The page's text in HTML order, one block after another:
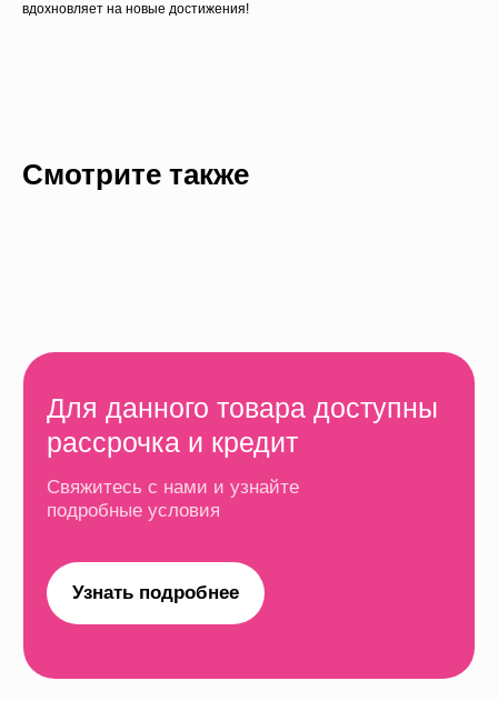
вдохновляет на новые достижения!
Смотрите также
Срок
Первый взнос
Платеж
24 месяцев
от 4582 ₽
Рассрочка на 24 месяца
Срок
Первый взнос
Платеж
0 ₽
от 9165 ₽
Рассрочка на 12 месяцев
Платеж
Кредит до 36 месяцев
Кредит и рассрочка